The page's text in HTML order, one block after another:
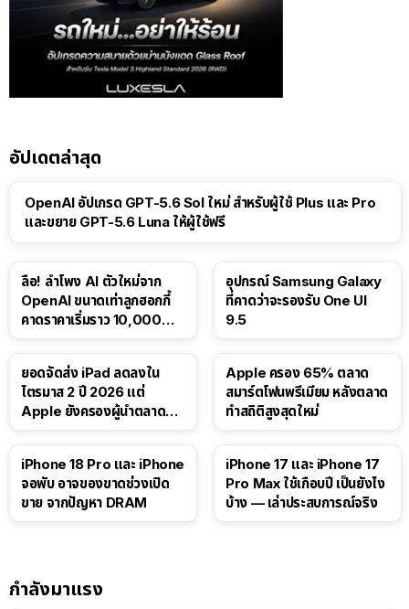
อัปเดตล่าสุด
OpenAI อัปเกรด GPT-5.6 Sol ใหม่ สำหรับผู้ใช้ Plus และ Pro
และขยาย GPT-5.6 Luna ให้ผู้ใช้ฟรี
ลือ! ลำโพง AI ตัวใหม่จาก
OpenAI ขนาดเท่าลูกฮอกกี้
คาดราคาเริ่มราว 10,000
อุปกรณ์ Samsung Galaxy
ที่คาดว่าจะรองรับ One UI
9.5
ยอดจัดส่ง iPad ลดลงใน
ไตรมาส 2 ปี 2026 แต่
Apple ยังครองผู้นำตลาด
Apple ครอง 65% ตลาด
สมาร์ตโฟนพรีเมียม หลังตลาด
ทำสถิติสูงสุดใหม่
iPhone 18 Pro และ iPhone
จอพับ อาจของขาดช่วงเปิด
ขาย จากปัญหา DRAM
41:47
iPhone 17 และ iPhone 17
Pro Max ใช้เกือบปี เป็นยังไง
บ้าง — เล่าประสบการณ์จริง
กำลังมาแรง